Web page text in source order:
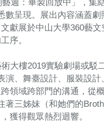
週：畢製回放中」，集
呈現。展出內容涵蓋
獻展於中山大學360藝
序。
大樓2019實驗劇場或駁
、舞臺設計、服裝設
領域跨部門的溝通，從
三姊妹（和她們的
獲得觀眾熱烈迴響。